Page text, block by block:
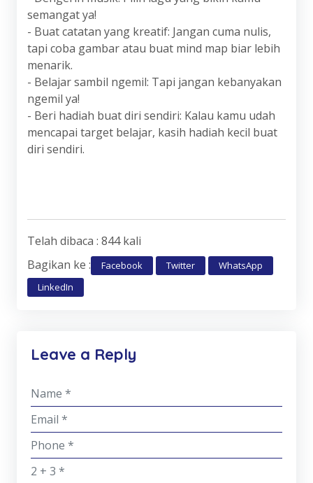
semangat ya!
- Buat catatan yang kreatif: Jangan cuma nulis,
tapi coba gambar atau buat mind map biar lebih
menarik.
- Belajar sambil ngemil: Tapi jangan kebanyakan
ngemil ya!
- Beri hadiah buat diri sendiri: Kalau kamu udah
mencapai target belajar, kasih hadiah kecil buat
diri sendiri.
Telah dibaca : 844 kali
Bagikan ke :
Facebook Twitter
WhatsApp
LinkedIn
Leave a Reply